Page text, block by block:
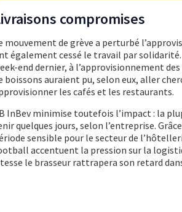
compromises
mouvement de grève a perturbé
également cessé le travail par solidarité.
end dernier, à l’approvisionnement
boissons auraient pu, selon eux, aller
les cafés et les restaurants.
InBev minimise toutefois l’impact : la
quelques jours, selon l’entreprise.
sensible pour le secteur de
accentuent la pression sur la
le brasseur rattrapera son retard